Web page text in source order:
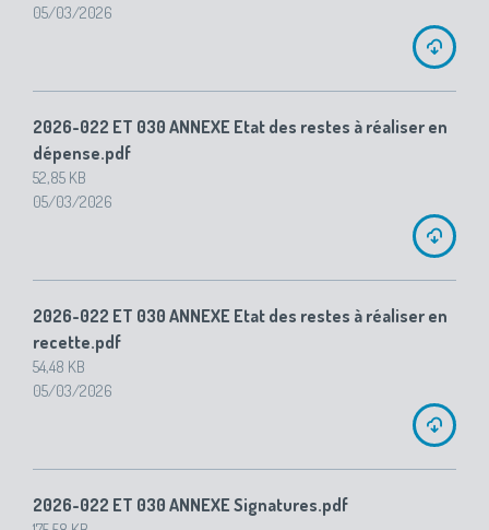
05/03/2026
2026-022 ET 030 ANNEXE Etat des restes à réaliser en
dépense.pdf
52,85 KB
05/03/2026
2026-022 ET 030 ANNEXE Etat des restes à réaliser en
recette.pdf
54,48 KB
05/03/2026
2026-022 ET 030 ANNEXE Signatures.pdf